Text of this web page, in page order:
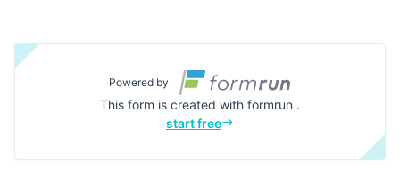
Powered by
This form is created with formrun .
start free